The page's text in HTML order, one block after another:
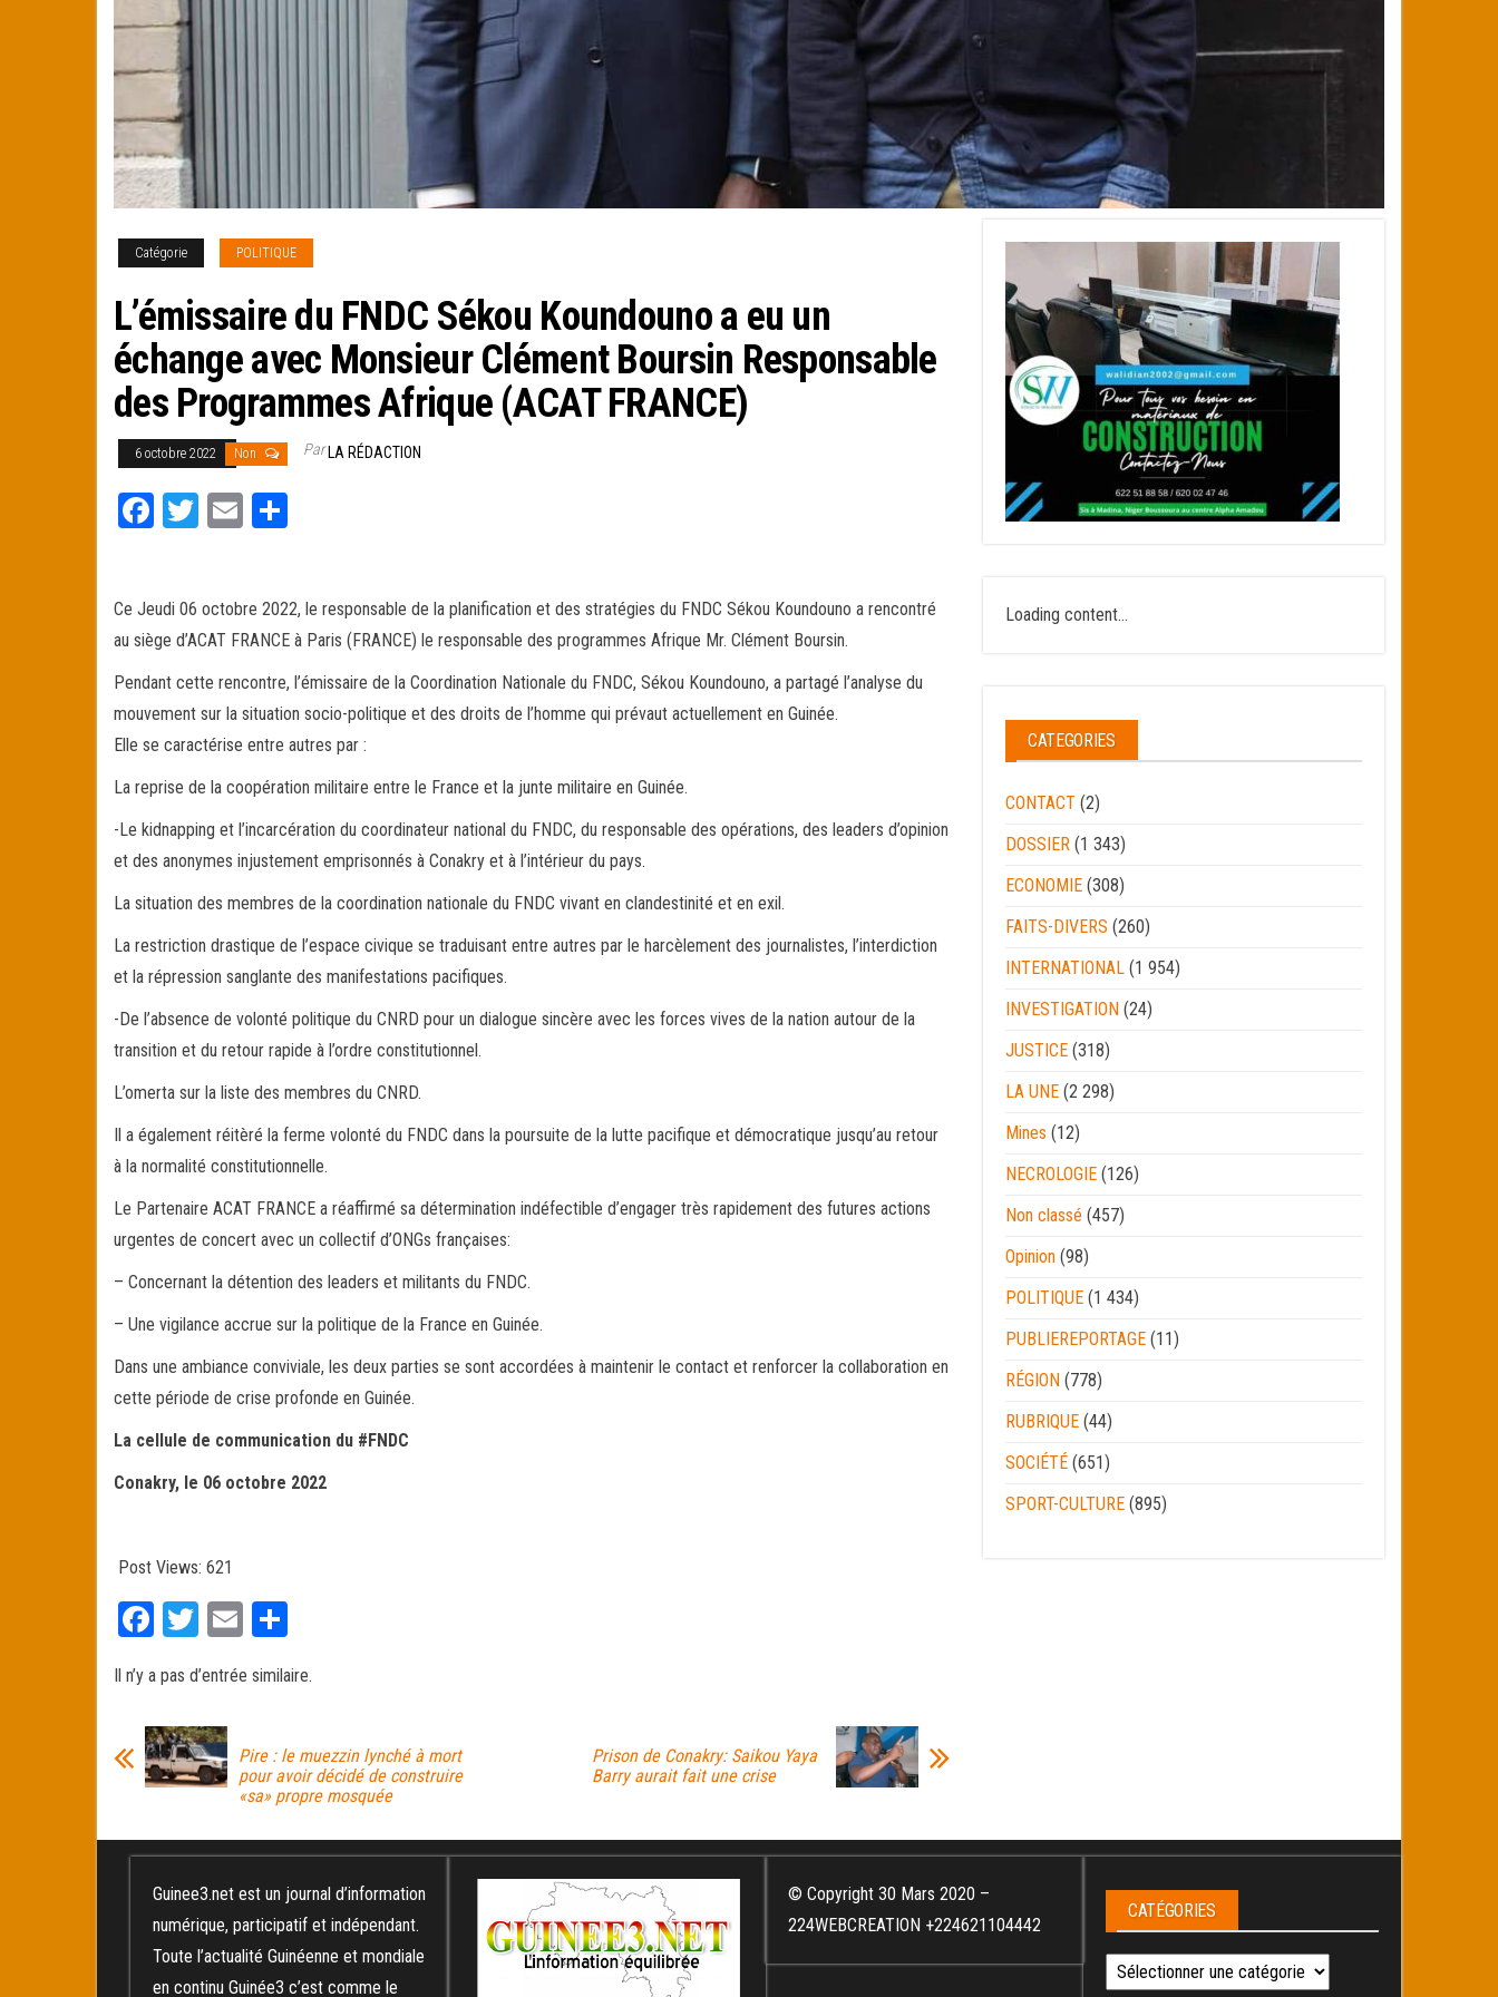
Catégorie POLITIQUE
L’émissaire du FNDC Sékou Koundouno a eu un
échange avec Monsieur Clément Boursin Responsable
des Programmes Afrique (ACAT FRANCE)
6 octobre 2022 Non ParLA RÉDACTION
Fa
ok
T
er
E
er
Ce Jeudi 06 octobre 2022, le responsable de la planification et des stratégies du FNDC Sékou Koundouno a rencontré
au siège d’ACAT FRANCE à Paris (FRANCE) le responsable des programmes Afrique Mr. Clément Boursin.
Pendant cette rencontre, l’émissaire de la Coordination Nationale du FNDC, Sékou Koundouno, a partagé l’analyse du
mouvement sur la situation socio-politique et des droits de l’homme qui prévaut actuellement en Guinée.
Elle se caractérise entre autres par :
La reprise de la coopération militaire entre le France et la junte militaire en Guinée.
-Le kidnapping et l’incarcération du coordinateur national du FNDC, du responsable des opérations, des leaders d’opinion
et des anonymes injustement emprisonnés à Conakry et à l’intérieur du pays.
La situation des membres de la coordination nationale du FNDC vivant en clandestinité et en exil.
La restriction drastique de l’espace civique se traduisant entre autres par le harcèlement des journalistes, l’interdiction
et la répression sanglante des manifestations pacifiques.
-De l’absence de volonté politique du CNRD pour un dialogue sincère avec les forces vives de la nation autour de la
transition et du retour rapide à l’ordre constitutionnel.
L’omerta sur la liste des membres du CNRD.
Il a également réitèré la ferme volonté du FNDC dans la poursuite de la lutte pacifique et démocratique jusqu’au retour
à la normalité constitutionnelle.
Le Partenaire ACAT FRANCE a réaffirmé sa détermination indéfectible d’engager très rapidement des futures actions
urgentes de concert avec un collectif d’ONGs françaises:
– Concernant la détention des leaders et militants du FNDC.
– Une vigilance accrue sur la politique de la France en Guinée.
Dans une ambiance conviviale, les deux parties se sont accordées à maintenir le contact et renforcer la collaboration en
cette période de crise profonde en Guinée.
La cellule de communication du #FNDC
Conakry, le 06 octobre 2022
Post Views: 621
Fa
bo
ok
T
tt
er
E
ail ag
Il n’y a pas d’entrée similaire.
Pire : le muezzin lynché à mort
pour avoir décidé de construire
«sa» propre mosquée
Prison de Conakry: Saikou Yaya
Barry aurait fait une crise
Loading content...
CATEGORIES
CONTACT (2)
DOSSIER (1 343)
ECONOMIE (308)
FAITS-DIVERS (260)
INTERNATIONAL (1 954)
INVESTIGATION (24)
JUSTICE (318)
LA UNE (2 298)
Mines (12)
NECROLOGIE (126)
Non classé (457)
Opinion (98)
POLITIQUE (1 434)
PUBLIEREPORTAGE (11)
RÉGION (778)
RUBRIQUE (44)
SOCIÉTÉ (651)
SPORT-CULTURE (895)
Guinee3.net est un journal d’information
numérique, participatif et indépendant.
Toute l’actualité Guinéenne et mondiale
en continu Guinée3 c’est comme le
© Copyright 30 Mars 2020 –
224WEBCREATION +224621104442
CATÉGORIES
Catégories